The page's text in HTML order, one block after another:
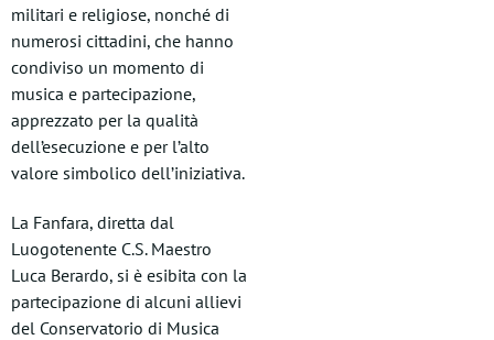
militari e religiose, nonché di
numerosi cittadini, che hanno
condiviso un momento di
musica e partecipazione,
apprezzato per la qualità
dell’esecuzione e per l’alto
valore simbolico dell’iniziativa.
La Fanfara, diretta dal
Luogotenente C.S. Maestro
Luca Berardo, si è esibita con la
partecipazione di alcuni allievi
del Conservatorio di Musica